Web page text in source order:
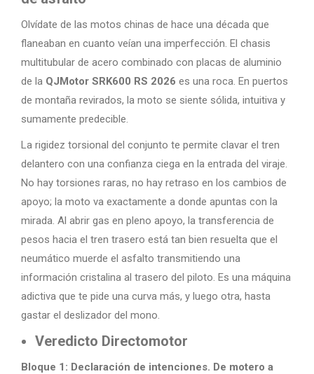
Olvídate de las motos chinas de hace una década que
flaneaban en cuanto veían una imperfección. El chasis
multitubular de acero combinado con placas de aluminio
de la QJMotor SRK600 RS 2026 es una roca. En puertos
de montaña revirados, la moto se siente sólida, intuitiva y
sumamente predecible.
La rigidez torsional del conjunto te permite clavar el tren
delantero con una confianza ciega en la entrada del viraje.
No hay torsiones raras, no hay retraso en los cambios de
apoyo; la moto va exactamente a donde apuntas con la
mirada. Al abrir gas en pleno apoyo, la transferencia de
pesos hacia el tren trasero está tan bien resuelta que el
neumático muerde el asfalto transmitiendo una
información cristalina al trasero del piloto. Es una máquina
adictiva que te pide una curva más, y luego otra, hasta
gastar el deslizador del mono.
Veredicto Directomotor
Bloque 1: Declaración de intenciones. De motero a